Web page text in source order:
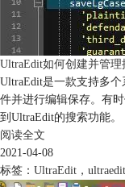
UltraEdit如何创建并管理
UltraEdit是一款支持多
件并进行编辑保存。有
到UltraEdit的搜索功能。
阅读全文
2021-04-08
标签： UltraEdit ，